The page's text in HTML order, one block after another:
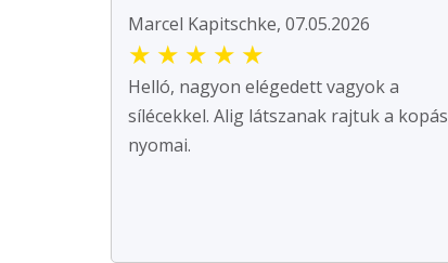
Marcel Kapitschke, 07.05.2026
★ ★ ★ ★ ★
Helló, nagyon elégedett vagyok a
sílécekkel. Alig látszanak rajtuk a kopás
nyomai.